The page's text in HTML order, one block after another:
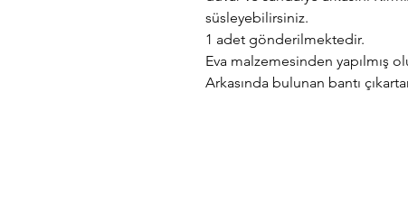
süsleyebilirsiniz.
1 adet gönderilmektedir.
Eva malzemesinden yapılmış
Arkasında bulunan bantı